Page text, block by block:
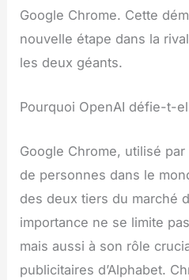
Google Chrome. Cette
nouvelle étape dans la
les deux géants.
Pourquoi OpenAI défie-t-
Google Chrome, utilisé
de personnes dans le
des deux tiers du marché
importance ne se limite
mais aussi à son rôle
publicitaires d’Alphabet.